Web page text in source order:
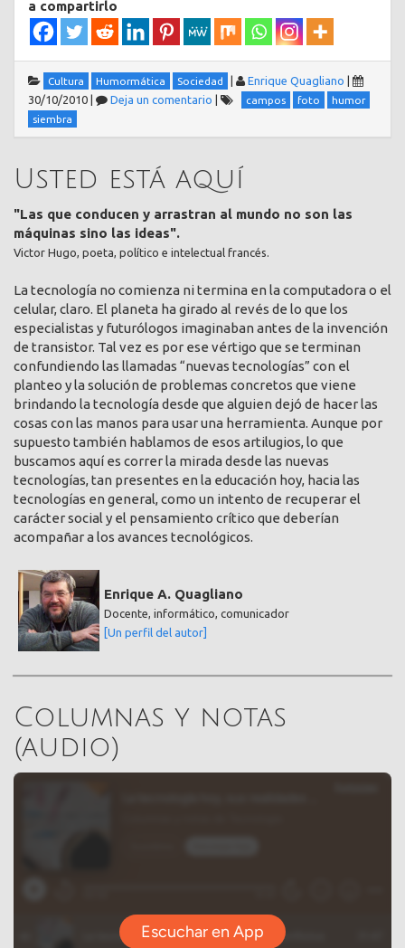
a compartirlo
Cultura Humormática Sociedad | Enrique Quagliano |
30/10/2010 | Deja un comentario | campos foto
humor
siembra
Usted está aquí
"Las que conducen y arrastran al mundo no son las
máquinas sino las ideas".
Victor Hugo, poeta, político e intelectual francés.
La tecnología no comienza ni termina en la computadora o el
celular, claro. El planeta ha girado al revés de lo que los
especialistas y futurólogos imaginaban antes de la invención
de transistor. Tal vez es por ese vértigo que se terminan
confundiendo las llamadas “nuevas tecnologías” con el
planteo y la solución de problemas concretos que viene
brindando la tecnología desde que alguien dejó de hacer las
cosas con las manos para usar una herramienta. Aunque por
supuesto también hablamos de esos artilugios, lo que
buscamos aquí es correr la mirada desde las nuevas
tecnologías, tan presentes en la educación hoy, hacia las
tecnologías en general, como un intento de recuperar el
carácter social y el pensamiento crítico que deberían
acompañar a los avances tecnológicos.
Enrique A. Quagliano
Docente, informático, comunicador
[Un perfil del autor]
Columnas y notas
(audio)